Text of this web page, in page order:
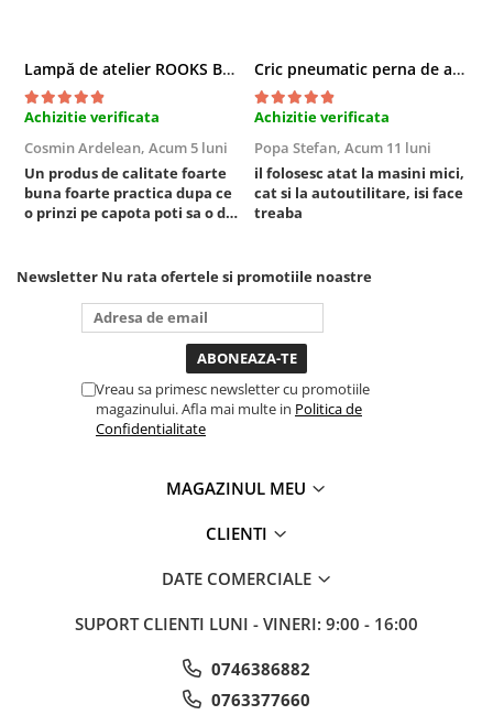
Injectoare
Motor
Rulmenti,Bucsi si Extractoare
Sistem directie
Sistem franare
Sistem Vibro-Power
Capre Auto
Cricuri Hidraulice
Surubelnite Si Biti
Truse de surubelnite
Vulcanizare
Masini de echilibrat roti
Lampă de atelier ROOKS B2 HYBRID pentru capotă, 2000 lumeni, 5000 mAh
Achizitie verificata
Cosmin Ardelean, Acum 5 luni
Un produs de calitate foarte
buna foarte practica dupa ce
o prinzi pe capota poti sa o dai
puternica si de la baterie care
tine destul de mult dar daca o
bagi la priza nu mai ai treaba
toata ziua ,ce...
Cric pneumatic perna de aer cu inaltator 6T
Achizitie verificata
Popa Stefan, Acum 11 luni
il folosesc atat la masini mici,
cat si la autoutilitare, isi face
treaba
Newsletter Nu rata ofertele si promotiile noastre
Vreau sa primesc newsletter cu promotiile
magazinului. Afla mai multe in Politica de
Confidentialitate
MAGAZINUL MEU
CLIENTI
DATE COMERCIALE
SUPORT CLIENTI LUNI - VINERI: 9:00 - 16:00
0746386882
0763377660